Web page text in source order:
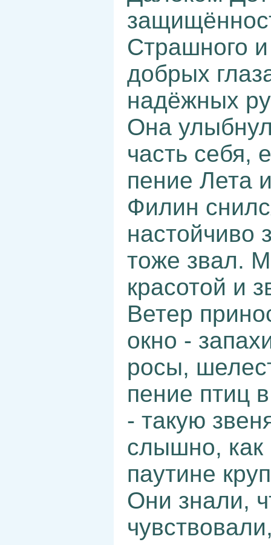
Страшного
добрых
надёжных
Она
часть себя,
пение Лета
Филин
тоже звал.
красотой и
Ветер
окно -
росы,
пение птиц
- такую
слышно, как
паутине
Они знали,